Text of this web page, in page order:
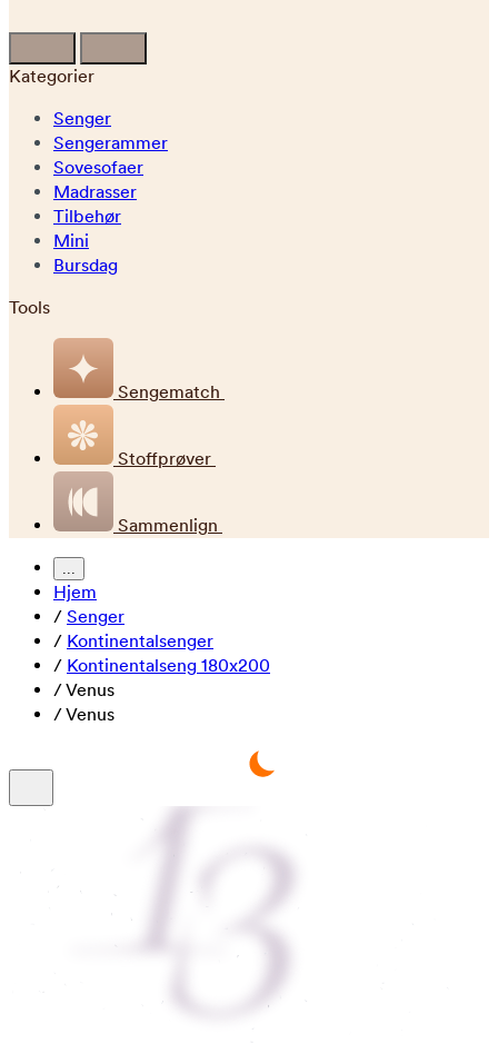
Kategorier
Senger
Sengerammer
Sovesofaer
Madrasser
Tilbehør
Mini
Bursdag
Tools
Sengematch
Stoffprøver
Sammenlign
...
Hjem
/ Senger
/ Kontinentalsenger
/ Kontinentalseng 180x200
/Venus
/Venus